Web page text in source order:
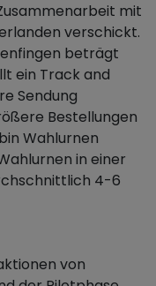
mit
verschickt.
beträgt
ein Track and
Sendung
Bestellungen
Wahlurnen
in einer
4-6
von